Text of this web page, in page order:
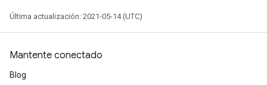
Última actualización: 2021-05-14 (UTC)
Mantente conectado
Blog